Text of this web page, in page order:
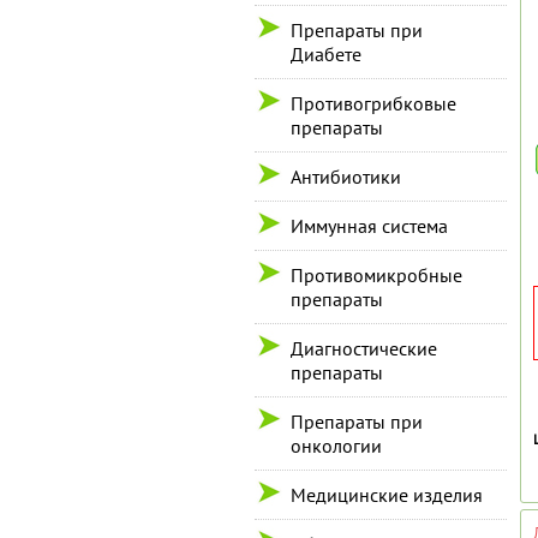
Препараты при
Диабете
Противогрибковые
препараты
Антибиотики
Иммунная система
Противомикробные
препараты
Диагностические
препараты
Препараты при
онкологии
Медицинские изделия